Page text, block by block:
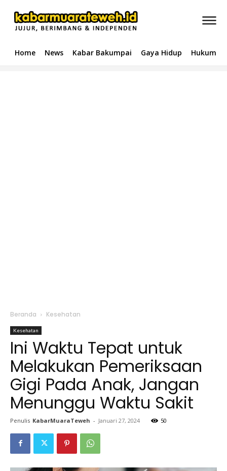
Home News Kabar Bakumpai Gaya Hidup Hukum &
Beranda Kesehatan
Kesehatan
Ini Waktu Tepat untuk
Melakukan Pemeriksaan
Gigi Pada Anak, Jangan
Menunggu Waktu Sakit
Penulis KabarMuaraTeweh - Januari 27, 2024 50